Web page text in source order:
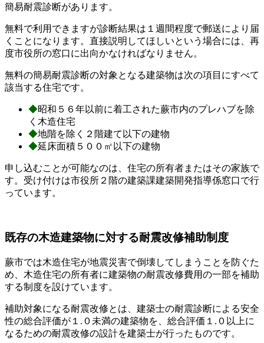
簡易耐震診断があります。
無料で利用できますが診断結果は１週間程度で郵送により届
くことになります。直接説明してほしいという場合には、再
度市役所の窓口に出向かなければなりません。
無料の簡易耐震診断の対象となる建築物は次の項目にすべて
該当する住宅です。
◆昭和５６年以前に着工された蕨市内のプレハブを除
く木造住宅
◆地階を除く２階建て以下の建物
◆延床面積５００㎡以下の建物
申し込むことが可能なのは、住宅の所有者またはその家族で
す。受け付けは市役所２階の建築課建築開発指導係窓口で行
っています。
既存の木造建築物に対する耐震改修補助制度
蕨市では木造住宅が地震災害で倒壊してしまうことを防ぐた
め、木造住宅の所有者に建築物の耐震改修費用の一部を補助
する制度を設けています。
補助対象になる耐震改修とは、建築士の耐震診断による安全
性の総合評価が１.０未満の建築物を、総合評価１.０以上に
なるための耐震改修の設計を建築士が行ったものです。